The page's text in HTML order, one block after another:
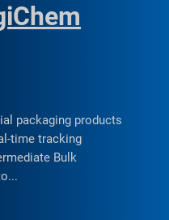
packaging products
time tracking
Bulk